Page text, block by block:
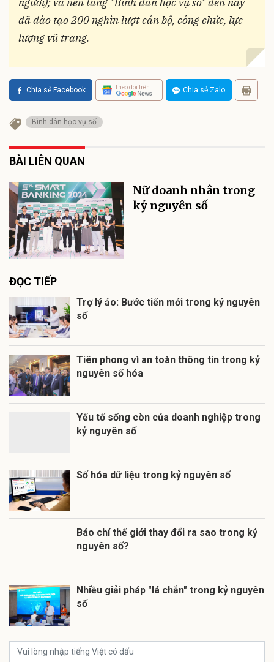
đã đào tạo 200 nghìn lượt cán bộ, công chức, lực
lượng vũ trang.
Chia sẻ Facebook Theo dõi trên Chia sẻ Zalo
Bình dân học vụ số
BÀI LIÊN QUAN
Nữ doanh nhân trong
kỷ nguyên số
ĐỌC TIẾP
Trợ lý ảo: Bước tiến mới trong kỷ nguyên
số
Tiên phong vì an toàn thông tin trong kỷ
nguyên số hóa
Yếu tố sống còn của doanh nghiệp trong
kỷ nguyên số
Số hóa dữ liệu trong kỷ nguyên số
Báo chí thế giới thay đổi ra sao trong kỷ
nguyên số?
Nhiều giải pháp "lá chắn" trong kỷ nguyên
số